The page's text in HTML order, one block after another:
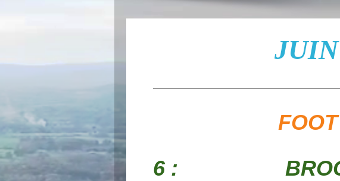
JUIN
FOOT
6 :